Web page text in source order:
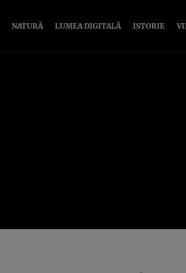
NATURĂ LUMEA DIGITALĂ ISTORIE